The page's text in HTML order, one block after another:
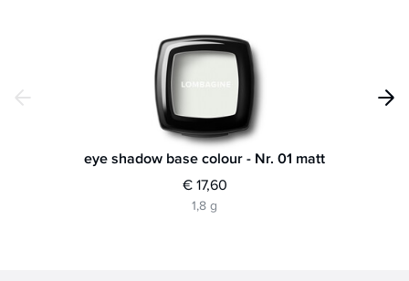
eye shadow base colour - Nr. 01 matt
€ 17,60
1,8 g